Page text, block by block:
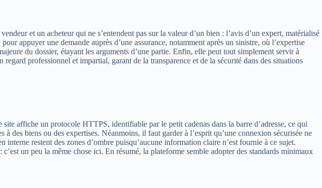
et un acheteur qui ne s’entendent pas sur la valeur d’un bien : l’avis d’un expert, matérialisé
appuyer une demande auprès d’une assurance, notamment après un sinistre, où l’expertise
du dossier, étayant les arguments d’une partie. Enfin, elle peut tout simplement servir à
professionnel et impartial, garant de la transparence et de la sécurité dans des situations
affiche un protocole HTTPS, identifiable par le petit cadenas dans la barre d’adresse, ce qui
des biens ou des expertises. Néanmoins, il faut garder à l’esprit qu’une connexion sécurisée ne
restent des zones d’ombre puisqu’aucune information claire n’est fournie à ce sujet.
un peu la même chose ici. En résumé, la plateforme semble adopter des standards minimaux